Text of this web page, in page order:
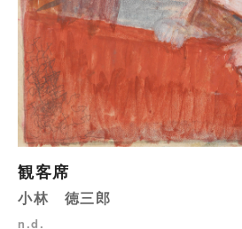
観客席
小林 徳三郎
n.d.